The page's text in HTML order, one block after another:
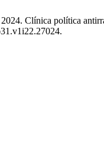
Clínica política